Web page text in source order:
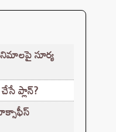
సూర్య
ప్లాన్?